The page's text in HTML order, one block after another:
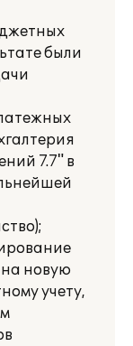
были
7.7" в
новую
учету,